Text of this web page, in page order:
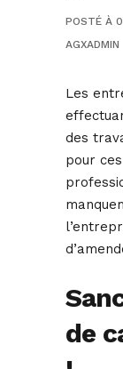
POSTÉ À
AGXADMIN
Les
des
pour
de